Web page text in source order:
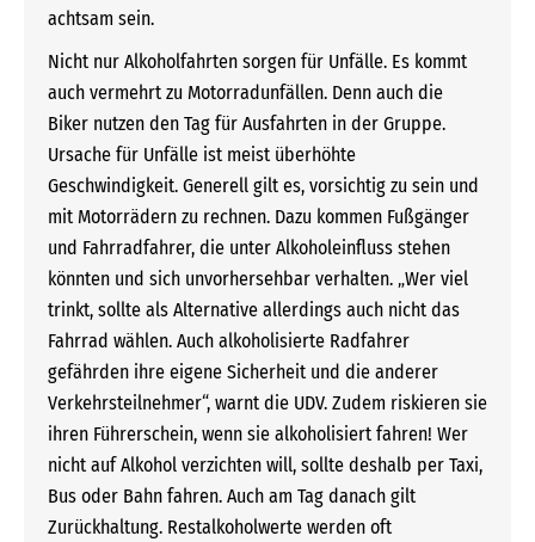
achtsam sein.
Nicht nur Alkoholfahrten sorgen für Unfälle. Es kommt
auch vermehrt zu Motorradunfällen. Denn auch die
Biker nutzen den Tag für Ausfahrten in der Gruppe.
Ursache für Unfälle ist meist überhöhte
Geschwindigkeit. Generell gilt es, vorsichtig zu sein und
mit Motorrädern zu rechnen. Dazu kommen Fußgänger
und Fahrradfahrer, die unter Alkoholeinfluss stehen
könnten und sich unvorhersehbar verhalten. „Wer viel
trinkt, sollte als Alternative allerdings auch nicht das
Fahrrad wählen. Auch alkoholisierte Radfahrer
gefährden ihre eigene Sicherheit und die anderer
Verkehrsteilnehmer“, warnt die UDV. Zudem riskieren sie
ihren Führerschein, wenn sie alkoholisiert fahren! Wer
nicht auf Alkohol verzichten will, sollte deshalb per Taxi,
Bus oder Bahn fahren. Auch am Tag danach gilt
Zurückhaltung. Restalkoholwerte werden oft